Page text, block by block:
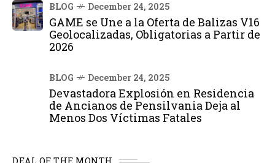
BLOG December 24, 2025
GAME se Une a la Oferta de Balizas V16
Geolocalizadas, Obligatorias a Partir de
2026
BLOG December 24, 2025
Devastadora Explosión en Residencia
de Ancianos de Pensilvania Deja al
Menos Dos Víctimas Fatales